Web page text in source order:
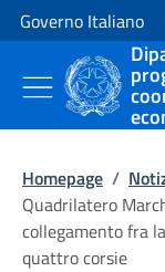
Vai al contenuto
Vai alla navigazione
Governo Italiano
Homepage /
Quadrilatero
collegamento fra
quattro corsie